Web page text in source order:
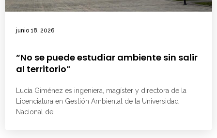
junio 18, 2026
“No se puede estudiar ambiente sin salir
al territorio”
Lucía Giménez es ingeniera, magíster y directora de la
Licenciatura en Gestión Ambiental de la Universidad
Nacional de